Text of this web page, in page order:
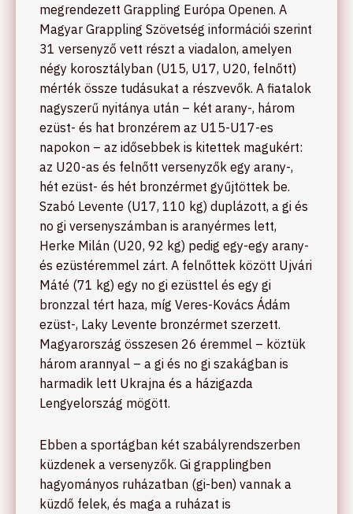
megrendezett Grappling Európa Openen. A
Magyar Grappling Szövetség információi szerint
31 versenyző vett részt a viadalon, amelyen
négy korosztályban (U15, U17, U20, felnőtt)
mérték össze tudásukat a részvevők. A fiatalok
nagyszerű nyitánya után – két arany-, három
ezüst- és hat bronzérem az U15-U17-es
napokon – az idősebbek is kitettek magukért:
az U20-as és felnőtt versenyzők egy arany-,
hét ezüst- és hét bronzérmet gyűjtöttek be.
Szabó Levente (U17, 110 kg) duplázott, a gi és
no gi versenyszámban is aranyérmes lett,
Herke Milán (U20, 92 kg) pedig egy-egy arany-
és ezüstéremmel zárt. A felnőttek között Ujvári
Máté (71 kg) egy no gi ezüsttel és egy gi
bronzzal tért haza, míg Veres-Kovács Ádám
ezüst-, Laky Levente bronzérmet szerzett.
Magyarország összesen 26 éremmel – köztük
három arannyal – a gi és no gi szakágban is
harmadik lett Ukrajna és a házigazda
Lengyelország mögött.
Ebben a sportágban két szabályrendszerben
küzdenek a versenyzők. Gi grapplingben
hagyományos ruházatban (gi-ben) vannak a
küzdő felek, és maga a ruházat is